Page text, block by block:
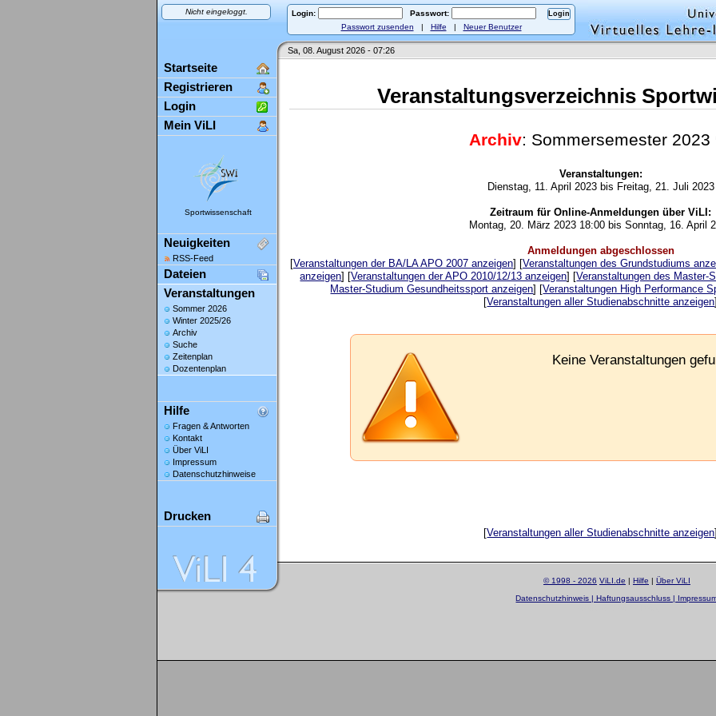
Nicht eingeloggt. Login:
Passwort:
Passwort zusenden | Hilfe | Neuer Benutzer
Sa, 08. August 2026 - 07:26
Startseite
Registrieren
Login
Mein ViLI
Sportwissenschaft
Neuigkeiten
RSS-Feed
Dateien
Veranstaltungen
Sommer 2026
Winter 2025/26
Archiv
Suche
Zeitenplan
Dozentenplan
Hilfe
Fragen & Antworten
Kontakt
Über ViLI
Impressum
Datenschutzhinweise
Drucken
Veranstaltungsverzeichnis
Archiv: Sommersemester 2023
Veranstaltungen:
Dienstag, 11. April 2023 bis Freitag, 21. Juli 2023
Zeitraum für Online-Anmeldungen über ViLI:
Montag, 20. März 2023 18:00 bis Sonntag, 16. April
Anmeldungen abgeschlossen
[Veranstaltungen der BA/LA APO 2007 anzeigen] [Veranstaltungen des Grundstudiums
anzeigen] [Veranstaltungen der APO 2010/12/13 anzeigen] [Veranstaltungen des Master-
Master-Studium Gesundheitssport anzeigen] [Veranstaltungen High Performance
[Veranstaltungen aller Studienabschnitte anzeigen]
Keine Veranstaltungen
[Veranstaltungen aller Studienabschnitte anzeigen]
© 1998 - 2026 ViLI.de | Hilfe | Über ViLI
Datenschutzhinweis | Haftungsausschluss |